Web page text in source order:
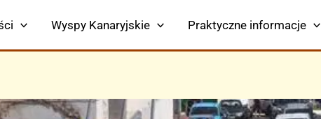
Wyspy Kanaryjskie Praktyczne informacje